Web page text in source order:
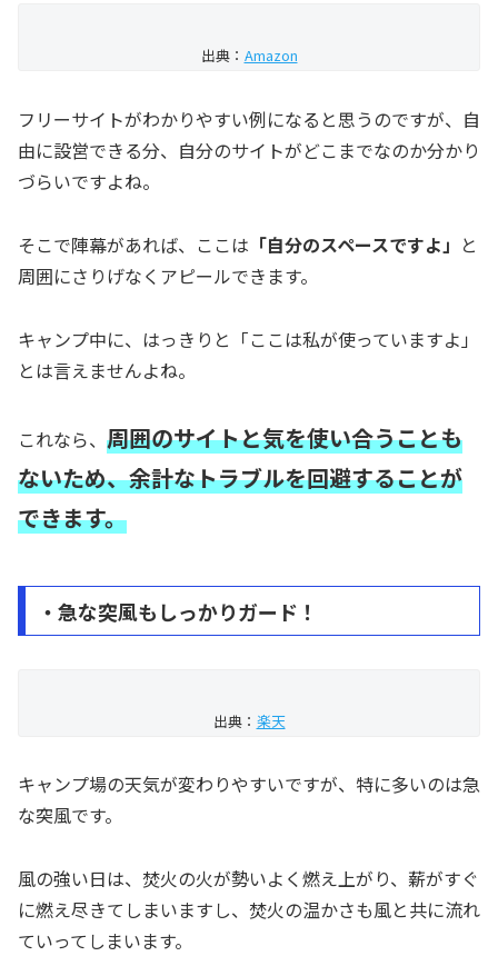
出典： Amazon
フリーサイトがわかりやすい例になると思うのですが、自
由に設営できる分、自分のサイトがどこまでなのか分かり
づらいですよね。
そこで陣幕があれば、ここは 「自分のスペースですよ」 と
周囲にさりげなくアピールできます。
キャンプ中に、はっきりと「ここは私が使っていますよ」
とは言えませんよね。
これなら、 周囲のサイトと気を使い合うことも
ないため、余計なトラブルを回避することが
できます。
・急な突風もしっかりガード！
出典： 楽天
キャンプ場の天気が変わりやすいですが、特に多いのは急
な突風です。
風の強い日は、焚火の火が勢いよく燃え上がり、薪がすぐ
に燃え尽きてしまいますし、焚火の温かさも風と共に流れ
ていってしまいます。